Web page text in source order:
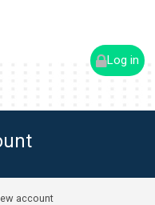
Log in
account